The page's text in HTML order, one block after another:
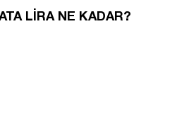
LİRA NE KADAR?